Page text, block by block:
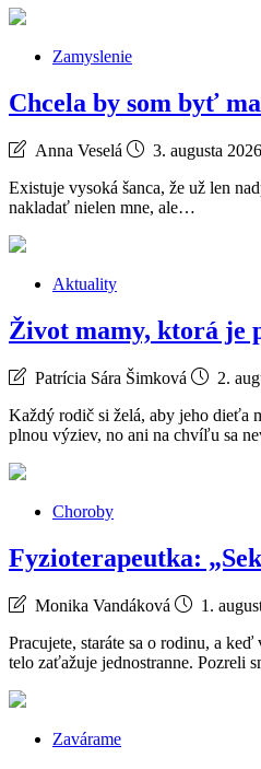
Zamyslenie
Chcela by som byť
Anna Veselá 3. augusta 2026
Existuje vysoká šanca, že už len
nakladať nielen mne, ale…
Aktuality
Život mamy, ktorá je
Patrícia Sára Šimková 2.
Každý rodič si želá, aby jeho dieťa
plnou výziev, no ani na chvíľu sa
Choroby
Fyzioterapeutka:
Monika Vandáková 1.
Pracujete, staráte sa o rodinu, a
telo zaťažuje jednostranne. Pozreli
Zavárame